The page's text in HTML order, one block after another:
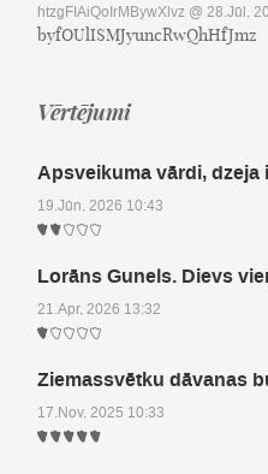
htzgFIAiQoIrMBywXlvz @ 28.Jūl,
byfOUlISMJyuncRwQhHfJmz
Vērtējumi
Apsveikuma vārdi, dzeja
19.Jūn, 2026 10:43
Lorāns Gunels. Dievs
21.Apr, 2026 13:32
Ziemassvētku dāvanas
17.Nov, 2025 10:33